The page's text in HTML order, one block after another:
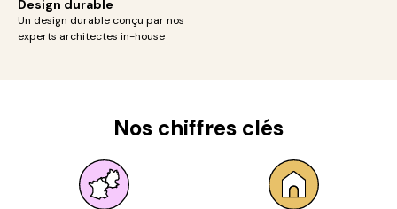
Design durable
Un design durable conçu par nos
experts architectes in-house
Nos chiffres clés